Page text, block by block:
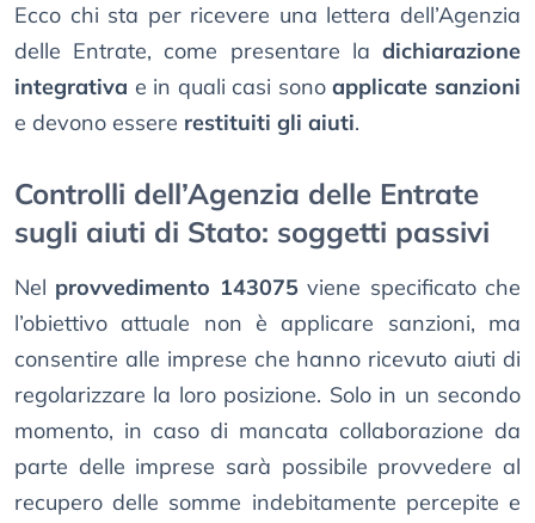
Ecco chi sta per ricevere una lettera dell’Agenzia
delle Entrate, come presentare la dichiarazione
integrativa e in quali casi sonoapplicate sanzioni
e devono essere restituiti gli aiuti.
Controlli dell’Agenzia delle Entrate
sugli aiuti di Stato: soggetti passivi
Nel provvedimento 143075 viene specificato che
l’obiettivo attuale non è applicare sanzioni, ma
consentire alle imprese che hanno ricevuto aiuti di
regolarizzare la loro posizione. Solo in un secondo
momento, in caso di mancata collaborazione da
parte delle imprese sarà possibile provvedere al
recupero delle somme indebitamente percepite e